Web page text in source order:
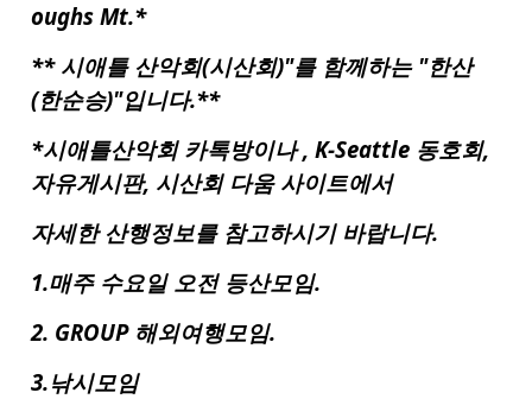
oughs Mt.*
** 시애틀산악회(시산회)"를 함께하는 "한산
(한순승)"입니다.**
*시애틀산악회 카톡방이나 , K-Seattle 동호회,
자유게시판, 시산회 다움 사이트에서
자세한 산행정보를 참고하시기 바랍니다.
1.매주 수요일 오전 등산모임.
2. GROUP 해외여행모임.
3.낚시모임